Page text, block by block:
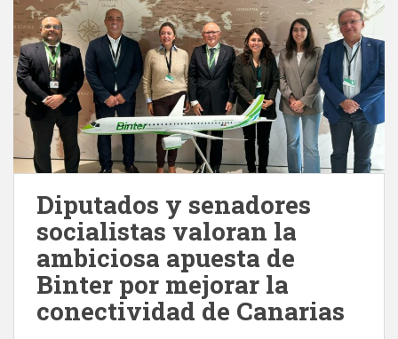
Diputados y senadores
socialistas valoran la
ambiciosa apuesta de
Binter por mejorar la
conectividad de Canarias